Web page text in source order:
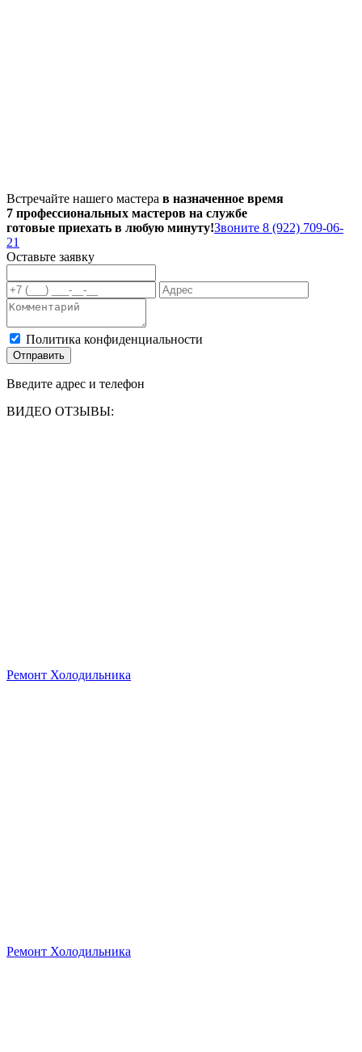
Встречайте нашего мастера в назначенное время
7 профессиональных мастеров на службе
готовые приехать в любую минуту!Звоните 8 (922) 709-06-
21
Оставьте заявку
Политика конфиденциальности
Отправить
Введите адрес и телефон
ВИДЕО ОТЗЫВЫ:
Ремонт Холодильника
Ремонт Холодильника